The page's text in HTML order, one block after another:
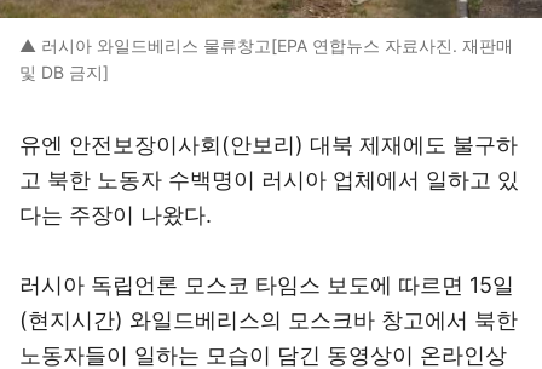
▲ 러시아 와일드베리스 물류창고[EPA 연합뉴스 자료사진. 재판매
및 DB 금지]
유엔 안전보장이사회(안보리) 대북 제재에도 불구하
고 북한 노동자 수백명이 러시아 업체에서 일하고 있
다는 주장이 나왔다.
러시아 독립언론 모스코 타임스 보도에 따르면 15일
(현지시간) 와일드베리스의 모스크바 창고에서 북한
노동자들이 일하는 모습이 담긴 동영상이 온라인상